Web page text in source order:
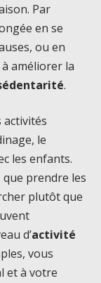
Par
en se
ou en
améliorer la
.
activités
le
les enfants.
prendre les
plutôt que
d’activité
vous
et à votre